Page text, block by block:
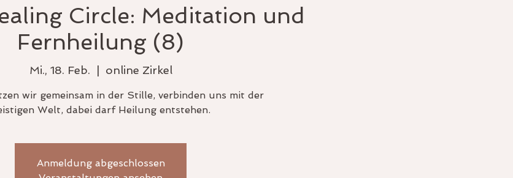
Circle: Meditation und
Fernheilung (8)
Mi., 18. Feb. online Zirkel
wir gemeinsam in der Stille, verbinden uns mit der
Welt, dabei darf Heilung entstehen.
Anmeldung abgeschlossen